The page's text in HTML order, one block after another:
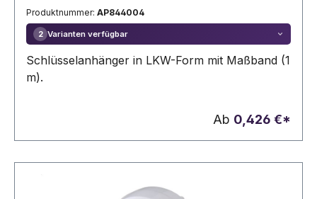
Produktnummer: AP844004
2 Varianten verfügbar
Schlüsselanhänger in LKW-Form mit Maßband (1
m).
Ab 0,426 €*